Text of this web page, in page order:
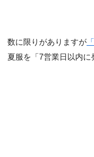
数に限りがありますが
夏服を「7営業日以内に